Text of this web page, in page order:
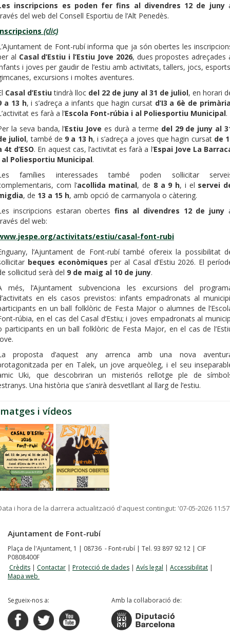
inscripcions es poden fer fins al divendres 12 de juny
del web del Consell Esportiu de l’Alt Penedès.
(clic)
de Font-rubí informa que ja són obertes les
al Casal d’Estiu i l’Estiu Jove 2026, dues propostes adreçades
i joves per gaudir de l’estiu amb activitats, tallers, jocs,
excursions i moltes aventures.
Casal d’Estiutindrà lloc del 22 de juny al 31 de juliol, en horari
a 13 h, i s’adreça a infants que hagin cursat d’I3 a 6è de
es farà a l’Escola Font-rúbia i al Poliesportiu Municipal.
la seva banda, l’Estiu Jove es durà a terme del 29 de juny al
juliol, també de 9 a 13 h, i s’adreça a joves que hagin cursat de
4t d’ESO. En aquest cas, l’activitat es farà a l’Espai Jove La
al Poliesportiu Municipal.
famílies interessades també poden sol·licitar
com l’acollida matinal, de 8 a 9 h, i el servei
, de 13 a 15 h, amb opció de carmanyola o càtering.
inscripcions estaran obertesfins al divendres 12 de juny
del web:
activitats/estiu/casal-font-rubi
l’Ajuntament de Font-rubí també ofereix la possibilitat
beques econòmiques per al Casal d’Estiu 2026. El
sol·licitud serà del 9 de maig al 10 de juny.
més, l’Ajuntament subvenciona les excursions del
en els casos previstos: infants empadronats al
en un ball folklòric de Festa Major o alumnes de
rúbia, en el cas del Casal d’Estiu; i joves empadronats al
participants en un ball folklòric de Festa Major, en el cas de
proposta d’aquest any arrenca amb una nova
per en Talek, un jove arqueòleg, i el seu
Uki, que descobriran un misteriós rellotge ple de
Una història que s’anirà desvetllant al llarg de l’estiu.
i vídeos
i hora de la darrera actualització d'aquest contingut: '07-05-2026 11:57
Ajuntament de Font-rubí
Plaça de l'Ajuntament, 1 | 08736 - Font-rubí | Tel. 93 897 92 12 | CIF
P0808400F
Crèdits | Contactar | Protecció de dades | Avís legal | Accessibilitat |
Mapa web
Segueix-nos a: Amb la col·laboració de: